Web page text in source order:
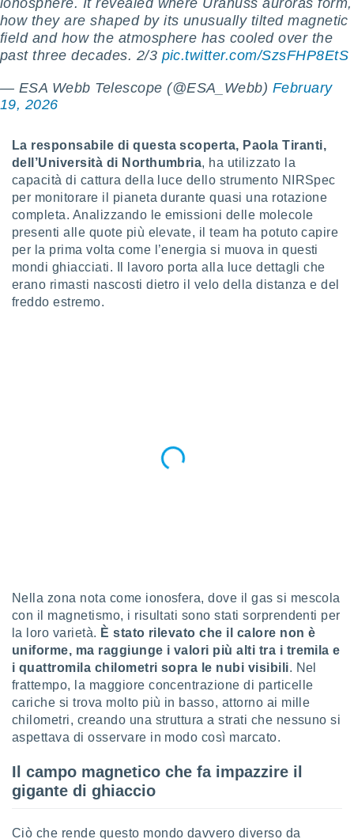
il
o
o
potrai
non
dei
Web
il
dati
sulla
al quale
Per
tuo
dei
ionosphere. It revealed where Uranuss auroras form,
how they are shaped by its unusually tilted magnetic
field and how the atmosphere has cooled over the
past three decades. 2/3 pic.twitter.com/SzsFHP8EtS
— ESA Webb Telescope (@ESA_Webb) February
19, 2026
La responsabile di questa scoperta, Paola Tiranti,
dell’Università di Northumbria, ha utilizzato la
capacità di cattura della luce dello strumento NIRSpec
per monitorare il pianeta durante quasi una rotazione
completa. Analizzando le emissioni delle molecole
presenti alle quote più elevate, il team ha potuto capire
per la prima volta come l’energia si muova in questi
mondi ghiacciati. Il lavoro porta alla luce dettagli che
erano rimasti nascosti dietro il velo della distanza e del
freddo estremo.
Nella zona nota come ionosfera, dove il gas si mescola
con il magnetismo, i risultati sono stati sorprendenti per
la loro varietà. È stato rilevato che il calore non è
uniforme, ma raggiunge i valori più alti tra i tremila e
i quattromila chilometri sopra le nubi visibili. Nel
frattempo, la maggiore concentrazione di particelle
cariche si trova molto più in basso, attorno ai mille
chilometri, creando una struttura a strati che nessuno si
aspettava di osservare in modo così marcato.
Il campo magnetico che fa impazzire il
gigante di ghiaccio
Ciò che rende questo mondo davvero diverso da